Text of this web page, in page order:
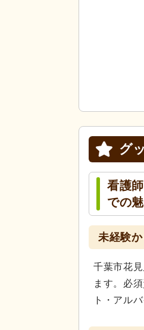
グ
看護
での
未経験
千葉市花
ます。必
ト・アル